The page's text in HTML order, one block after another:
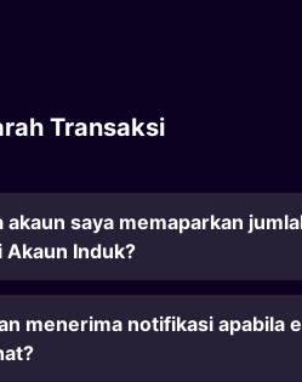
Transaksi
akaun saya memaparkan
Akaun Induk?
menerima notifikasi apabila